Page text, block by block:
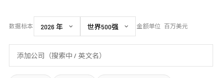
数据标本 金额单位 百万美元